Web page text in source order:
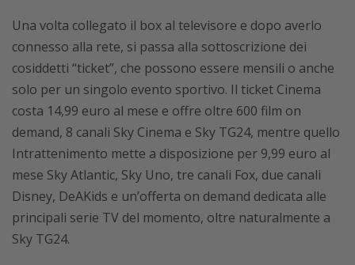
Una volta collegato il box al televisore e dopo averlo
connesso alla rete, si passa alla sottoscrizione dei
cosiddetti “ticket”, che possono essere mensili o anche
solo per un singolo evento sportivo. Il ticket Cinema
costa 14,99 euro al mese e offre oltre 600 film on
demand, 8 canali Sky Cinema e Sky TG24, mentre quello
Intrattenimento mette a disposizione per 9,99 euro al
mese Sky Atlantic, Sky Uno, tre canali Fox, due canali
Disney, DeAKids e un’offerta on demand dedicata alle
principali serie TV del momento, oltre naturalmente a
Sky TG24.